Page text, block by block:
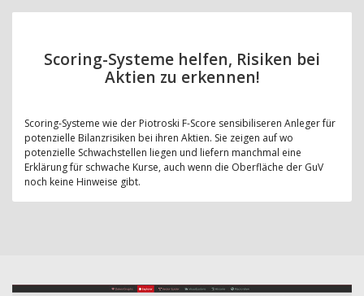
Scoring-Systeme helfen, Risiken bei
Aktien zu erkennen!
Scoring-Systeme wie der Piotroski F-Score sensibiliseren Anleger für
potenzielle Bilanzrisiken bei ihren Aktien. Sie zeigen auf wo
potenzielle Schwachstellen liegen und liefern manchmal eine
Erklärung für schwache Kurse, auch wenn die Oberfläche der GuV
noch keine Hinweise gibt.